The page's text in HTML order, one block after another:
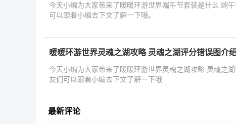
今天小编为大家带来了暖暖环游世界端午节套装是什么 端
可以跟着小编去下文了解一下哦。
暖暖环游世界灵魂之湖攻略 灵魂之湖评分错误图介
今天小编为大家带来了暖暖环游世界灵魂之湖攻略 灵魂之
友们可以跟着小编去下文了解一下哦
最新评论